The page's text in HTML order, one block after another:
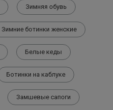
Зимняя обувь
Зимние ботинки женские
Белые кеды
Ботинки на каблуке
Замшевые сапоги